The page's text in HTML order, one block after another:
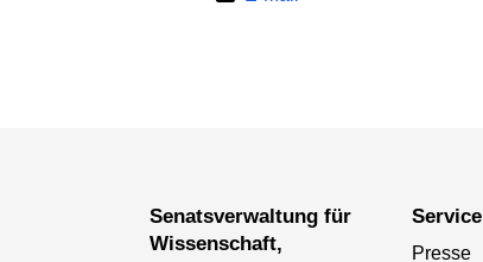
Senatsverwaltung für
Wissenschaft,
Service
Presse